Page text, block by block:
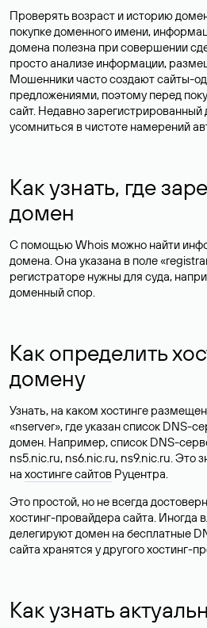
Проверять возраст и историю
покупке доменного имени,
домена полезна при совершении
просто анализе информации,
Мошенники часто создают сайты-
предложениями, поэтому перед
сайт. Недавно
усомниться в чистоте намерений
Как узнать, где
домен
С помощью Whois можно найти
домена. Она указана в поле
регистраторе нужны для суда,
доменный спор.
Как определить
домену
Узнать, на каком хостинге
«nserver», где указан список DNS-
домен. Например, список DNS-
ns5.nic.ru, ns6.nic.ru, ns9.nic.ru. Это
на хостинге сайтов Руцентра.
Это простой, но не всегда
хостинг-провайдера сайта. Иногда
делегируют домен на бесплатные
сайта хранятся у другого хостинг-
Как узнать